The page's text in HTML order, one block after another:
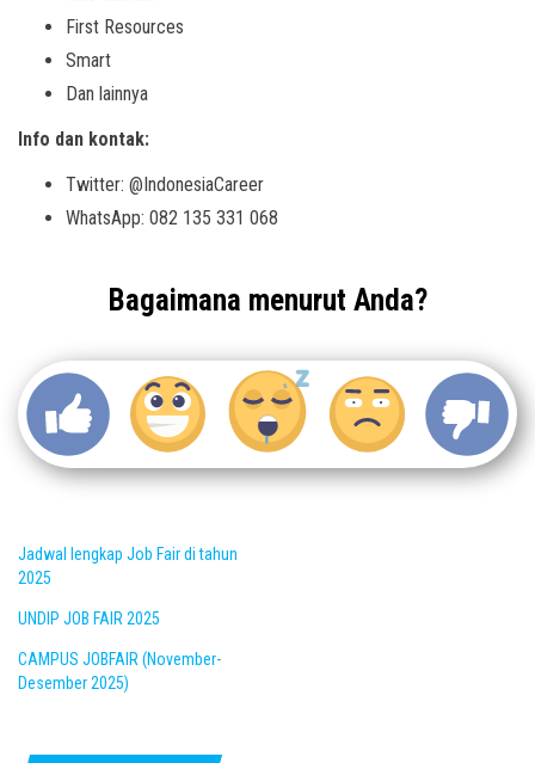
First Resources
Smart
Dan lainnya
Info dan kontak:
Twitter: @IndonesiaCareer
WhatsApp: 082 135 331 068
Bagaimana menurut Anda?
Jadwal lengkap Job Fair di tahun
2025
UNDIP JOB FAIR 2025
CAMPUS JOBFAIR (November-
Desember 2025)